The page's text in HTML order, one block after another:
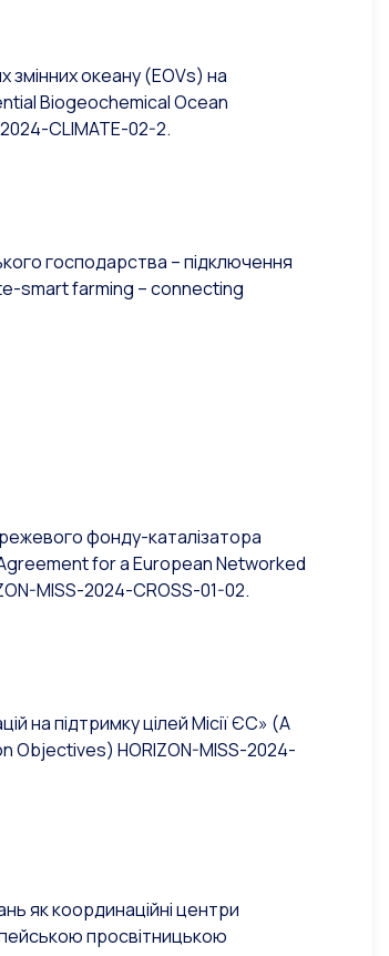
океану (EOVs) на
Biogeochemical Ocean
CLIMATE-02-2.
господарства – підключення
smart farming – connecting
фонду-каталізатора
Agreement for a European Networked
MISS-2024-CROSS-01-02.
підтримку цілей Місії ЄС» (A
Objectives) HORIZON-MISS-2024-
як координаційні центри
просвітницькою